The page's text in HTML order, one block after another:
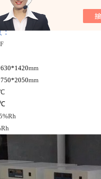
温层，保温*
打开外门观察培养物 超低
：
mm
mm